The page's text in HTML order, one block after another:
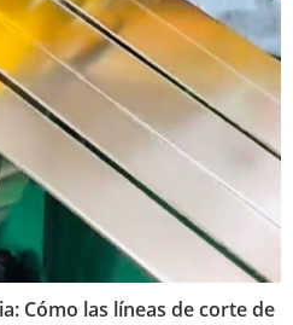
Cómo las líneas de corte de